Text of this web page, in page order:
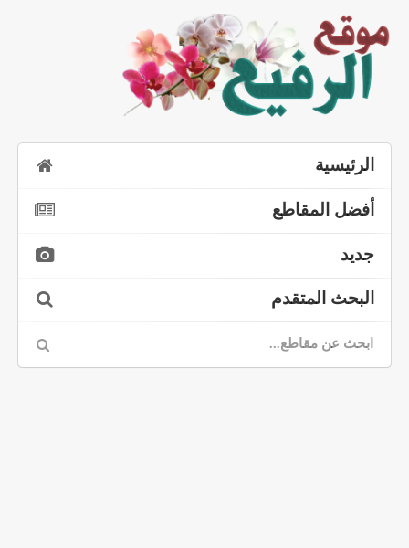
الرئيسية
أفضل المقاطع
جديد
البحث المتقدم